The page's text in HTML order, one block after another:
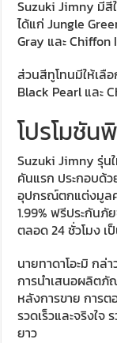
Suzuki Jimny มีสี
ได้แก่ Jungle
Gray และ Chiffon
ส่วนสีทูโทนมีให้เลื
Black Pearl และ
โปรโมชัน
Suzuki Jimny รุ่น
คันแรก ประกอบด้
อุปกรณ์ตกแต่งมูล
1.99% ฟรีประกันภั
ตลอด 24 ชั่วโมง เ
นายทาดาโอะมิ ก
การนำเสนอผลิต
หลังการขาย การ
รวดเร็วและจริงใจ
ยาว